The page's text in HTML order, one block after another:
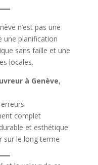
n’est pas une
une planification
sans faille et une
locales.
à Genève,
complet
et esthétique
sur le long terme